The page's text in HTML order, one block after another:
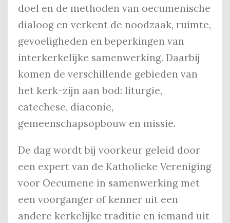
doel en de methoden van oecumenische
dialoog en verkent de noodzaak, ruimte,
gevoeligheden en beperkingen van
interkerkelijke samenwerking. Daarbij
komen de verschillende gebieden van
het kerk-zijn aan bod: liturgie,
catechese, diaconie,
gemeenschapsopbouw en missie.
De dag wordt bij voorkeur geleid door
een expert van de Katholieke Vereniging
voor Oecumene in samenwerking met
een voorganger of kenner uit een
andere kerkelijke traditie en iemand uit